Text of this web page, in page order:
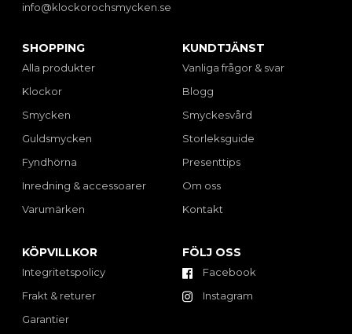
info@klockorochsmycken.se
SHOPPING
Alla produkter
Klockor
Smycken
Guldsmycken
Fyndhörna
Inredning & accessoarer
Varumärken
KUNDTJÄNST
Vanliga frågor & svar
Blogg
Smyckesvård
Storleksguide
Presenttips
Om oss
Kontakt
KÖPVILLKOR
Integritetspolicy
Frakt & returer
Garantier
FÖLJ OSS
Facebook
Instagram